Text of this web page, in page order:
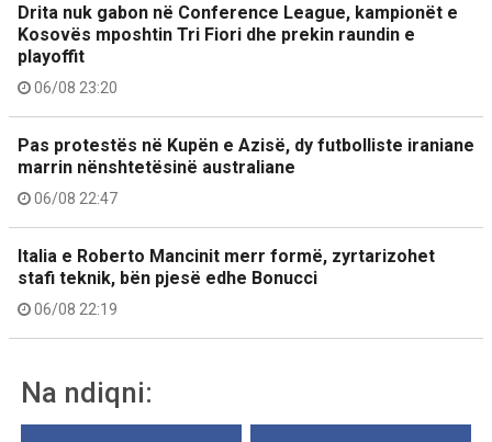
Drita nuk gabon në Conference League, kampionët e
Kosovës mposhtin Tri Fiori dhe prekin raundin e
playoffit
06/08 23:20
Pas protestës në Kupën e Azisë, dy futbolliste iraniane
marrin nënshtetësinë australiane
06/08 22:47
Italia e Roberto Mancinit merr formë, zyrtarizohet
stafi teknik, bën pjesë edhe Bonucci
06/08 22:19
Na ndiqni: